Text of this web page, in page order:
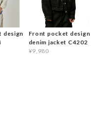
design
Front pocket design
denim jacket C4202
¥9,980